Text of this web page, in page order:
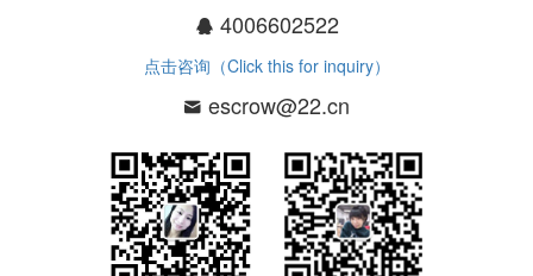
4006602522
点击咨询（Click this for inquiry）
escrow@22.cn